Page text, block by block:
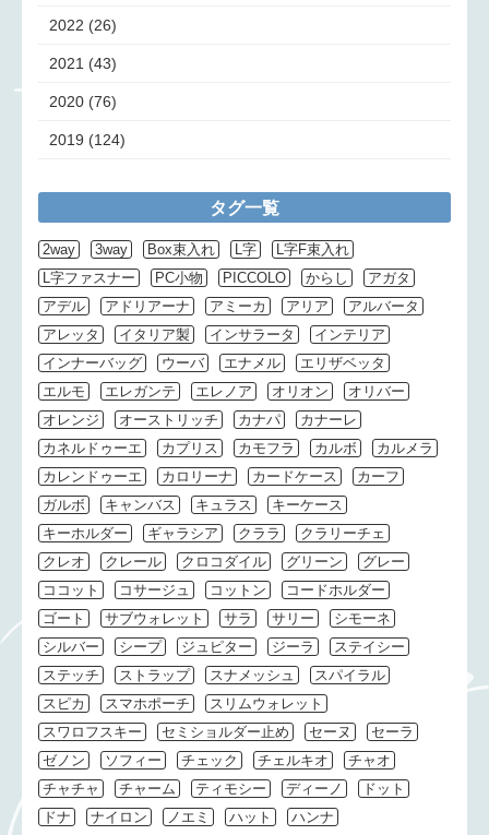
2022 (26)
2021 (43)
2020 (76)
2019 (124)
タグ一覧
2way 3way Box束入れ L字
L字F束入れ
L字ファスナー
PC小物 PICCOLO からし
アガタ
アデル
アドリアーナ アミーカ アリア
アルバータ
アレッタ
イタリア製 インサラータ
インテリア
インナーバッグ
ウーバ エナメル
エリザベッタ
エルモ
エレガンテ エレノア オリオン
オリバー
オレンジ
オーストリッチ カナパ
カナーレ
カネルドゥーエ
カプリス カモフラ カルボ
カルメラ
カレンドゥーエ
カロリーナ カードケース
カーフ
ガルボ
キャンバス キュラス
キーケース
キーホルダー
ギャラシア クララ
クラリーチェ
クレオ
クレール クロコダイル グリーン
グレー
ココット
コサージュ コットン
コードホルダー
ゴート
サブウォレット サラ サリー
シモーネ
シルバー
シープ ジュピター ジーラ
ステイシー
ステッチ
ストラップ スナメッシュ
スパイラル
スピカ
スマホポーチ
スリムウォレット
スワロフスキー
セミショルダー止め セーヌ
セーラ
ゼノン
ソフィー チェック チェルキオ
チャオ
チャチャ
チャーム ティモシー ディーノ
ドット
ドナ
ナイロン ノエミ ハット
ハンナ